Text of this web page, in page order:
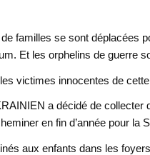
familles se sont déplacées
Et les orphelins de guerre
victimes innocentes de
a décidé de collecter
en fin d’année pour la
aux enfants dans les